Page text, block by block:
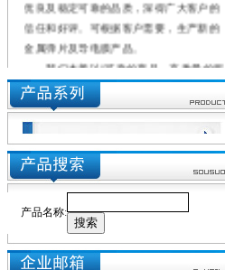
信任和好评。可根据客户需要，生产新的
务、适合的价格"服务于广大客户，希望与
我们的客户一起成长。
产品名称: